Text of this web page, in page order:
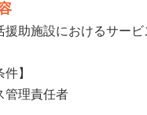
援助施設におけるサー
件】
管理責任者